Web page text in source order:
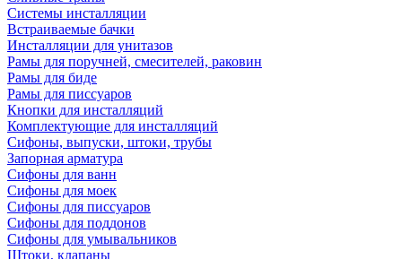
Системы инсталляции
Встраиваемые бачки
Инсталляции для унитазов
Рамы для поручней, смесителей, раковин
Рамы для биде
Рамы для писсуаров
Кнопки для инсталляций
Комплектующие для инсталляций
Сифоны, выпуски, штоки, трубы
Запорная арматура
Сифоны для ванн
Сифоны для моек
Сифоны для писсуаров
Сифоны для поддонов
Сифоны для умывальников
Штоки, клапаны